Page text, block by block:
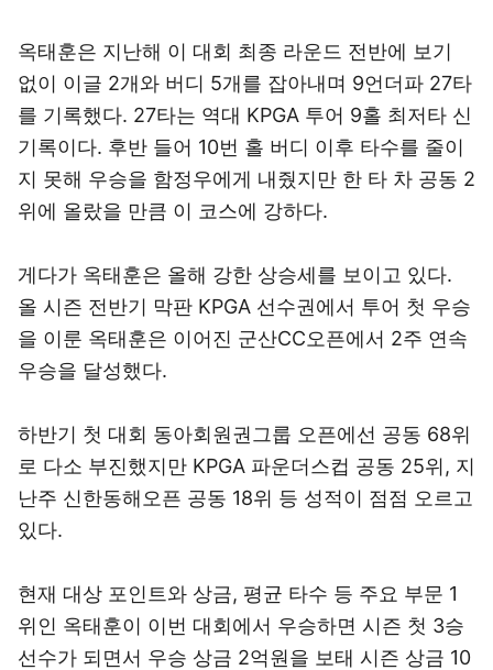
옥태훈은 지난해 이 대회 최종 라운드 전반에 보기
없이 이글 2개와 버디 5개를 잡아내며 9언더파 27타
를 기록했다. 27타는 역대 KPGA 투어 9홀 최저타 신
기록이다. 후반 들어 10번 홀 버디 이후 타수를 줄이
지 못해 우승을 함정우에게 내줬지만 한 타 차 공동 2
위에 올랐을 만큼 이 코스에 강하다.
게다가 옥태훈은 올해 강한 상승세를 보이고 있다.
올 시즌 전반기 막판 KPGA 선수권에서 투어 첫 우승
을 이룬 옥태훈은 이어진 군산CC오픈에서 2주 연속
우승을 달성했다.
하반기 첫 대회 동아회원권그룹 오픈에선 공동 68위
로 다소 부진했지만 KPGA 파운더스컵 공동 25위, 지
난주 신한동해오픈 공동 18위 등 성적이 점점 오르고
있다.
현재 대상 포인트와 상금, 평균 타수 등 주요 부문 1
위인 옥태훈이 이번 대회에서 우승하면 시즌 첫 3승
선수가 되면서 우승 상금 2억원을 보태 시즌 상금 10